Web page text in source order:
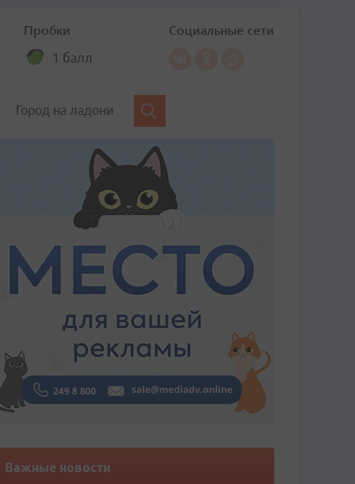
Пробки
1 балл
Социальные сети
Город на ладони
Важные новости